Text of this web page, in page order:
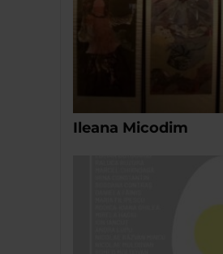
Ileana Micodim